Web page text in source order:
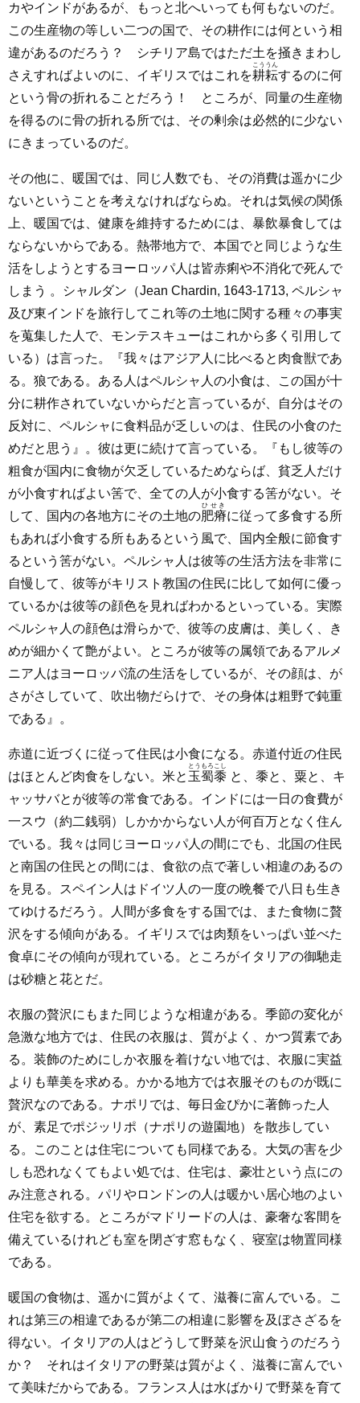
カやインドがあるが、もっと北へいっても何もないのだ。
この生産物の等しい二つの国で、その耕作には何という相
違があるのだろう？ シチリア島ではただ土を掻きまわし
さえすればよいのに、イギリスではこれを耕耘
こううん
するのに何
という骨の折れることだろう！ ところが、同量の生産物
を得るのに骨の折れる所では、その剰余は必然的に少ない
にきまっているのだ。
その他に、暖国では、同じ人数でも、その消費は遥かに少
ないということを考えなければならぬ。それは気候の関係
上、暖国では、健康を維持するためには、暴飲暴食しては
ならないからである。熱帯地方で、本国でと同じような生
活をしようとするヨーロッパ人は皆赤痢や不消化で死んで
しまう 。シャルダン（Jean Chardin, 1643-1713, ペルシャ
及び東インドを旅行してこれ等の土地に関する種々の事実
を蒐集した人で、モンテスキューはこれから多く引用して
いる）は言った。『我々はアジア人に比べると肉食獣であ
る。狼である。ある人はペルシャ人の小食は、この国が十
分に耕作されていないからだと言っているが、自分はその
反対に、ペルシャに食料品が乏しいのは、住民の小食のた
めだと思う』。彼は更に続けて言っている。『もし彼等の
粗食が国内に食物が欠乏しているためならば、貧乏人だけ
が小食すればよい筈で、全ての人が小食する筈がない。そ
して、国内の各地方にその土地の肥瘠
ひせき
に従って多食する所
もあれば小食する所もあるという風で、国内全般に節食す
るという筈がない。ペルシャ人は彼等の生活方法を非常に
自慢して、彼等がキリスト教国の住民に比して如何に優っ
ているかは彼等の顔色を見ればわかるといっている。実際
ペルシャ人の顔色は滑らかで、彼等の皮膚は、美しく、き
めが細かくて艶がよい。ところが彼等の属領であるアルメ
ニア人はヨーロッパ流の生活をしているが、その顔は、が
さがさしていて、吹出物だらけで、その身体は粗野で鈍重
である』。
赤道に近づくに従って住民は小食になる。赤道付近の住民
はほとんど肉食をしない。米と 玉蜀黍
とうもろこし
と、黍と、粟と、キ
ャッサバとが彼等の常食である。インドには一日の食費が
一スウ（約二銭弱）しかかからない人が何百万となく住ん
でいる。我々は同じヨーロッパ人の間にでも、北国の住民
と南国の住民との間には、食欲の点で著しい相違のあるの
を見る。スペイン人はドイツ人の一度の晩餐で八日も生き
てゆけるだろう。人間が多食をする国では、また食物に贅
沢をする傾向がある。イギリスでは肉類をいっぱい並べた
食卓にその傾向が現れている。ところがイタリアの御馳走
は砂糖と花とだ。
衣服の贅沢にもまた同じような相違がある。季節の変化が
急激な地方では、住民の衣服は、質がよく、かつ質素であ
る。装飾のためにしか衣服を着けない地では、衣服に実益
よりも華美を求める。かかる地方では衣服そのものが既に
贅沢なのである。ナポリでは、毎日金ぴかに著飾った人
が、素足でポジッリポ（ナポリの遊園地）を散歩してい
る。このことは住宅についても同様である。大気の害を少
しも恐れなくてもよい処では、住宅は、豪壮という点にの
み注意される。パリやロンドンの人は暖かい居心地のよい
住宅を欲する。ところがマドリードの人は、豪奢な客間を
備えているけれども室を閉ざす窓もなく、寝室は物置同様
である。
暖国の食物は、遥かに質がよくて、滋養に富んでいる。こ
れは第三の相違であるが第二の相違に影響を及ぼさざるを
得ない。イタリアの人はどうして野菜を沢山食うのだろう
か？ それはイタリアの野菜は質がよく、滋養に富んでい
て美味だからである。フランス人は水ばかりで野菜を育て